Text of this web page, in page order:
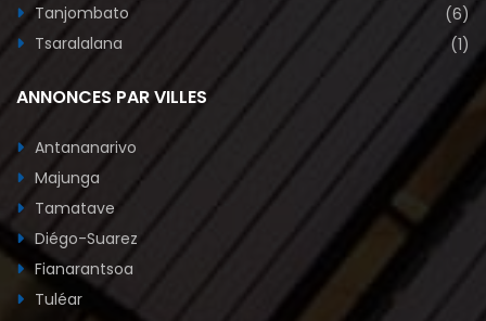
Tanjombato
(6)
Tsaralalana
(1)
ANNONCES PAR VILLES
Antananarivo
Majunga
Tamatave
Diégo-Suarez
Fianarantsoa
Tuléar